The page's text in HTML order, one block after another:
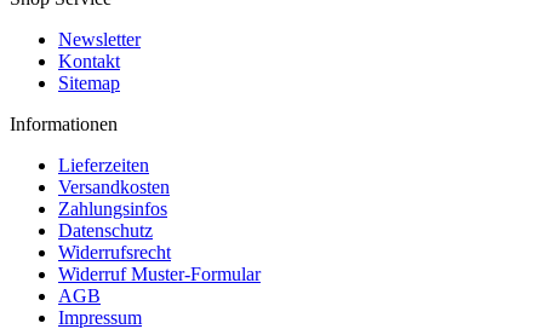
Newsletter
Kontakt
Sitemap
Informationen
Lieferzeiten
Versandkosten
Zahlungsinfos
Datenschutz
Widerrufsrecht
Widerruf Muster-Formular
AGB
Impressum